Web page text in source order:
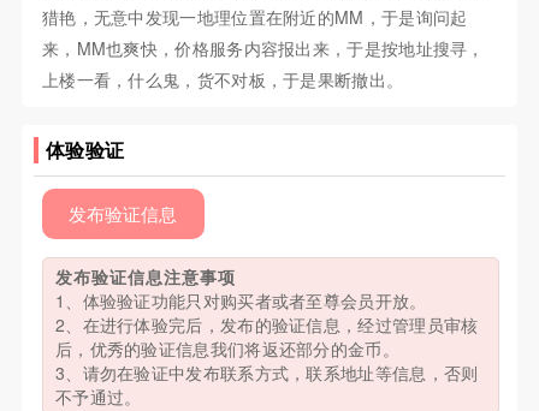
猎艳，无意中发现一地理位置在附近的MM，于是询问起
来，MM也爽快，价格服务内容报出来，于是按地址搜寻，
上楼一看，什么鬼，货不对板，于是果断撤出。
体验验证
发布验证信息
发布验证信息注意事项
1、体验验证功能只对购买者或者至尊会员开放。
2、在进行体验完后，发布的验证信息，经过管理员审核
后，优秀的验证信息我们将返还部分的金币。
3、请勿在验证中发布联系方式，联系地址等信息，否则
不予通过。